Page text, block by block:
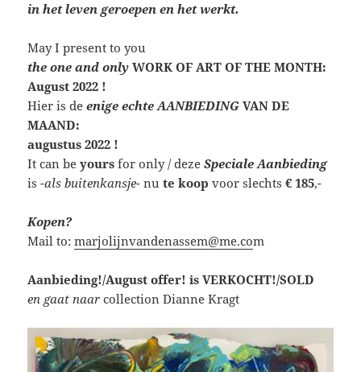
in het leven geroepen en het werkt.
May I present to you
the one and onlyWORK OF ART OF THE MONTH:
August 2022 !
Hier is deenige echte AANBIEDING VAN DE
MAAND:
augustus 2022 !
It can beyours for only / dezeSpeciale Aanbieding
is-als buitenkansje-nute koopvoor slechts€ 185,-
Kopen?
Mail to:marjolijnvandenassem@me.com
Aanbieding!/August offer! is VERKOCHT!/SOLD
en gaat naar collection Dianne Kragt